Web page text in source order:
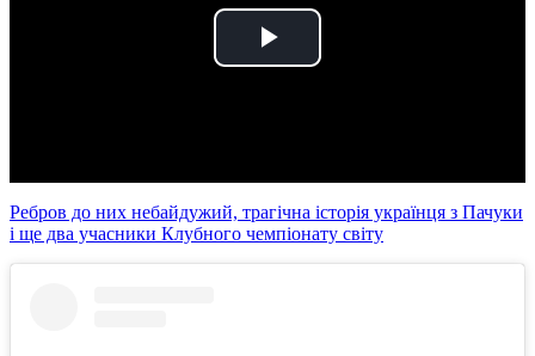
Play
Ребров до них небайдужий, трагічна історія українця з Пачуки
і ще два учасники Клубного чемпіонату світу